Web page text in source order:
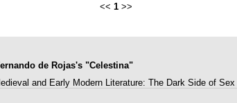
<< 1 >>
de Rojas's "Celestina"
and Early Modern Literature: The Dark Side of